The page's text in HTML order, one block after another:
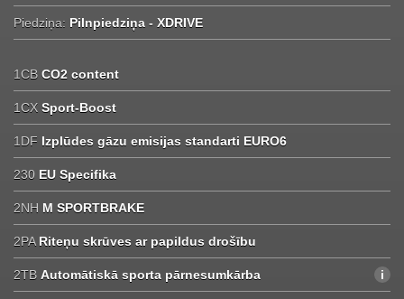
Piedziņa: Pilnpiedziņa - XDRIVE
1CB CO2 content
1CX Sport-Boost
1DF Izplūdes gāzu emisijas standarti EURO6
230 EU Specifika
2NH M SPORTBRAKE
2PA Riteņu skrūves ar papildus drošību
2TB Automātiskā sporta pārnesumkārba